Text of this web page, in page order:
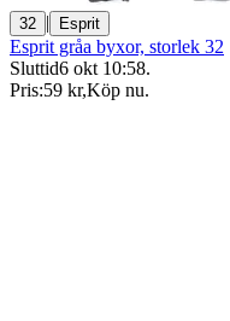
32 | Esprit
Esprit gråa byxor, storlek 32
Sluttid6 okt 10:58.
Pris:59 kr,Köp nu.